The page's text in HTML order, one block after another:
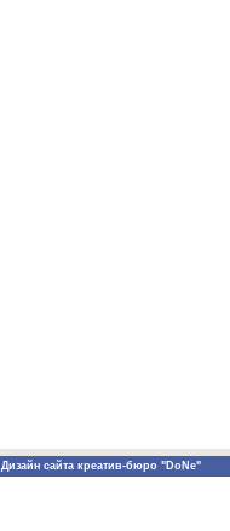
Дизайн сайта креатив-бюро "DoNe"